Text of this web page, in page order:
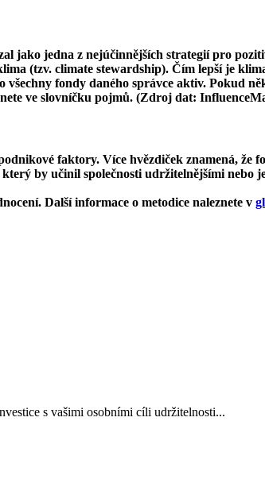
jako jedna z nejúčinnějších strategií pro
(tzv. climate stewardship). Čím lepší je
fondy daného správce aktiv. Pokud
ve slovníčku pojmů. (Zdroj dat:
faktory. Více hvězdiček znamená, že
by učinil společnosti udržitelnějšími
Další informace o metodice naleznete v
s vašimi osobními cíli udržitelnosti...